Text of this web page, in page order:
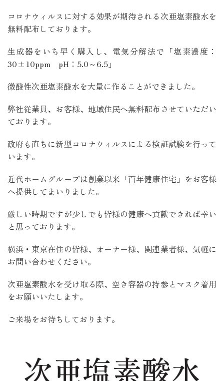
コロナウィルスに対する効果が期待される次亜塩素酸水を
無料配布しております。
生成器をいち早く購入し、電気分解法で「塩素濃度：
30±10ppm pH：5.0～6.5」
微酸性次亜塩素酸水を大量に作ることができました。
弊社従業員、お客様、地域住民へ無料配布させていただい
ております。
政府も直ちに新型コロナウィルスによる検証試験を行って
います。
近代ホームグループは創業以来「百年健康住宅」をお客様
へ提供してまいりました。
厳しい時期ですが少しでも皆様の健康へ貢献できれば幸い
と思っております。
横浜・東京在住の皆様、オーナー様、関連業者様、気軽に
お問い合わせください。
次亜塩素酸水を受け取る際、空き容器の持参とマスク着用
をお願いいたします。
ご来場をお待ちしております。